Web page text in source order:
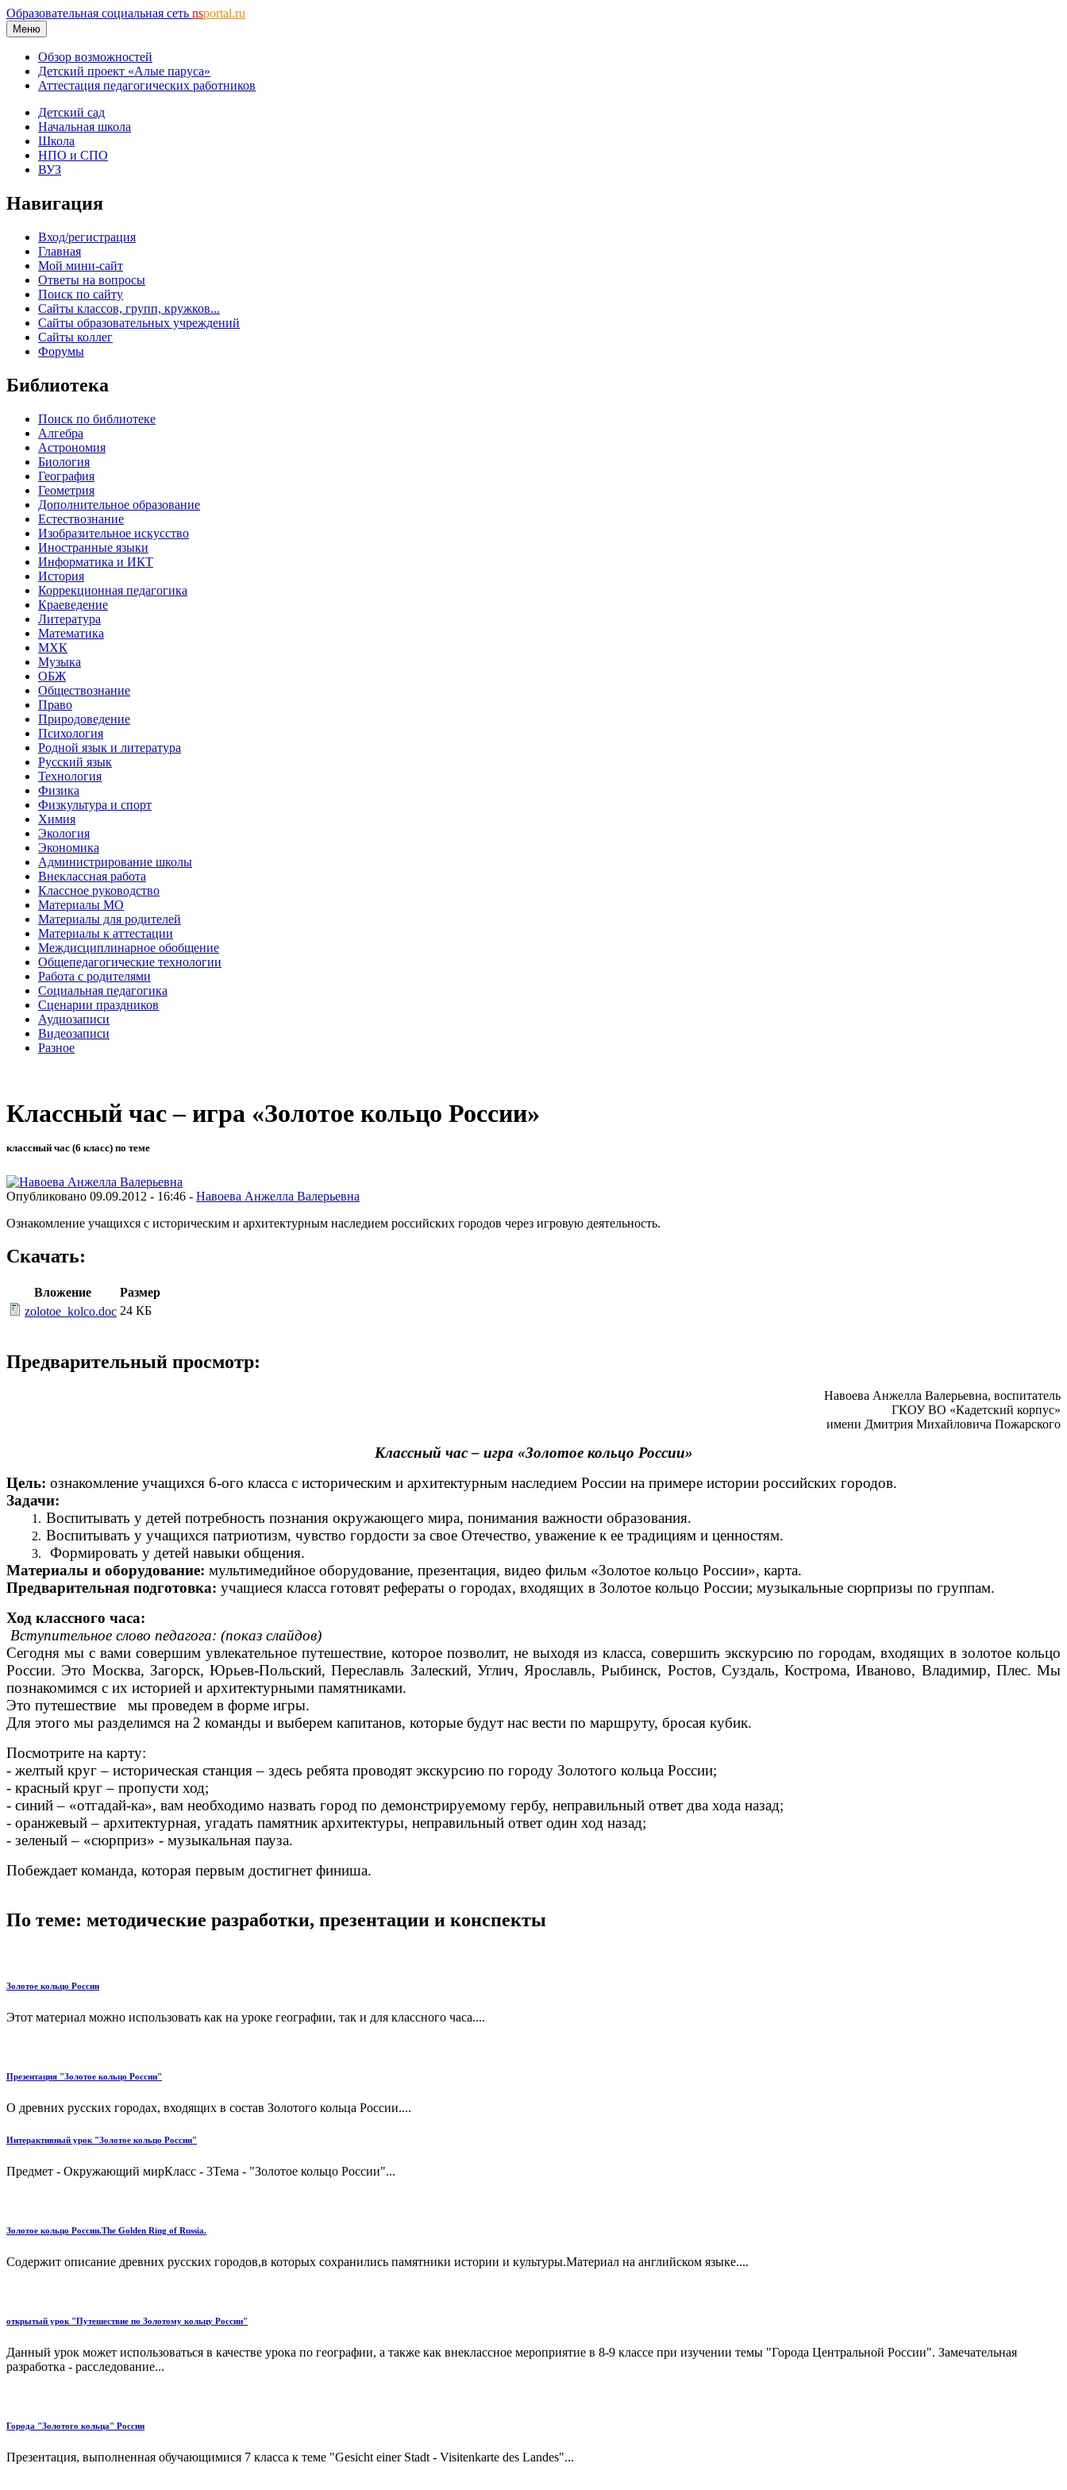
Образовательная социальная сеть nsportal.ru
Меню
Обзор возможностей
Детский проект «Алые паруса»
Аттестация педагогических работников
Детский сад
Начальная школа
Школа
НПО и СПО
ВУЗ
Навигация
Вход/регистрация
Главная
Мой мини-сайт
Ответы на вопросы
Поиск по сайту
Сайты классов, групп, кружков...
Сайты образовательных учреждений
Сайты коллег
Форумы
Библиотека
Поиск по библиотеке
Алгебра
Астрономия
Биология
География
Геометрия
Дополнительное образование
Естествознание
Изобразительное искусство
Иностранные языки
Информатика и ИКТ
История
Коррекционная педагогика
Краеведение
Литература
Математика
МХК
Музыка
ОБЖ
Обществознание
Право
Природоведение
Психология
Родной язык и литература
Русский язык
Технология
Физика
Физкультура и спорт
Химия
Экология
Экономика
Администрирование школы
Внеклассная работа
Классное руководство
Материалы МО
Материалы для родителей
Материалы к аттестации
Междисциплинарное обобщение
Общепедагогические технологии
Работа с родителями
Социальная педагогика
Сценарии праздников
Аудиозаписи
Видеозаписи
Разное
Классный час – игра «Золотое кольцо России»
классный час (6 класс) по теме
Опубликовано 09.09.2012 - 16:46 - Навоева Анжелла Валерьевна
Ознакомление учащихся с историческим и архитектурным наследием российских городов через игровую деятельность.
Скачать:
Вложение
Размер
zolotoe_kolco.doc 24 КБ
Предварительный просмотр:
Навоева Анжелла Валерьевна, воспитатель
ГКОУ ВО «Кадетский корпус»
имени Дмитрия Михайловича Пожарского
Классный час – игра «Золотое кольцо России»
Цель: ознакомление учащихся 6-ого класса с историческим и архитектурным наследием России на примере истории российских городов.
Задачи:
Воспитывать у детей потребность познания окружающего мира, понимания важности образования.
Воспитывать у учащихся патриотизм, чувство гордости за свое Отечество, уважение к ее традициям и ценностям.
Формировать у детей навыки общения.
Материалы и оборудование: мультимедийное оборудование, презентация, видео фильм «Золотое кольцо России», карта.
Предварительная подготовка: учащиеся класса готовят рефераты о городах, входящих в Золотое кольцо России; музыкальные сюрпризы по группам.
Ход классного часа:
Вступительное слово педагога: (показ слайдов)
Сегодня мы с вами совершим увлекательное путешествие, которое позволит, не выходя из класса, совершить экскурсию по городам, входящих в золотое кольцо
России. Это Москва, Загорск, Юрьев-Польский, Переславль Залеский, Углич, Ярославль, Рыбинск, Ростов, Суздаль, Кострома, Иваново, Владимир, Плес. Мы
познакомимся с их историей и архитектурными памятниками.
Это путешествие мы проведем в форме игры.
Для этого мы разделимся на 2 команды и выберем капитанов, которые будут нас вести по маршруту, бросая кубик.
Посмотрите на карту:
- желтый круг – историческая станция – здесь ребята проводят экскурсию по городу Золотого кольца России;
- красный круг – пропусти ход;
- синий – «отгадай-ка», вам необходимо назвать город по демонстрируемому гербу, неправильный ответ два хода назад;
- оранжевый – архитектурная, угадать памятник архитектуры, неправильный ответ один ход назад;
- зеленый – «сюрприз» - музыкальная пауза.
Побеждает команда, которая первым достигнет финиша.
По теме: методические разработки, презентации и конспекты
Золотое кольцо России
Этот материал можно использовать как на уроке географии, так и для классного часа....
Презентация "Золотое кольцо России"
О древних русских городах, входящих в состав Золотого кольца России....
Интерактивный урок "Золотое кольцо России"
Предмет - Окружающий мирКласс - 3Тема - "Золотое кольцо России"...
Золотое кольцо России.The Golden Ring of Russia.
Содержит описание древних русских городов,в которых сохранились памятники истории и культуры.Материал на английском языке....
открытый урок "Путешествие по Золотому кольцу России"
Данный урок может использоваться в качестве урока по географии, а также как внеклассное мероприятие в 8-9 классе при изучении темы "Города Центральной России". Замечательная
разработка - расследование...
Города "Золотого кольца" России
Презентация, выполненная обучающимися 7 класса к теме "Gesicht einer Stadt - Visitenkarte des Landes"...